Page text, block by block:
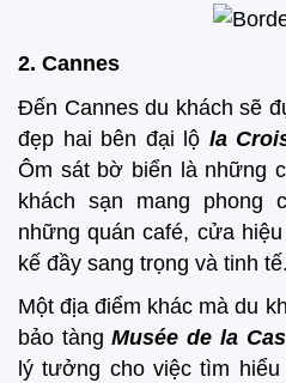
2. Cannes
Đến Cannes du khách sẽ
đẹp hai bên đại lộ la
Ôm sát bờ biển là những
khách sạn mang phong
những quán café, cửa
kế đầy sang trọng và tinh tế.
Một địa điểm khác mà du
bảo tàngMusée de la
lý tưởng cho việc tìm